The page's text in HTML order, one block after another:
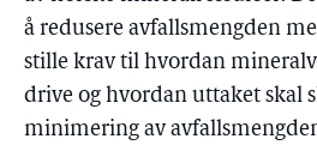
å redusere avfallsmengden
stille krav til hvordan
drive og hvordan uttaket skal
minimering av